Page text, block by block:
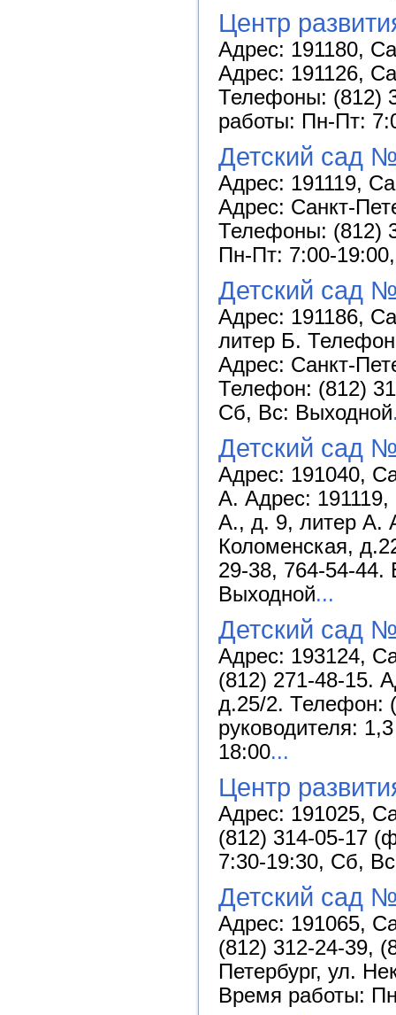
Центр
Адрес: 191180,
Адрес: 191126,
Телефоны: (812)
работы: Пн-Пт:
Детский сад
Адрес: 191119,
Адрес: Санкт-
Телефоны: (812)
Пн-Пт: 7:00-
Детский сад
Адрес: 191186,
литер Б.
Адрес: Санкт-
Телефон: (812)
Сб, Вс: Выходной
Детский сад
Адрес: 191040,
А. Адрес: 191119,
А., д. 9, литер А.
Коломенская,
29-38, 764-54-
Выходной...
Детский сад
Адрес: 193124,
(812) 271-48-15.
д.25/2. Телефон:
руководителя:
18:00...
Центр
Адрес: 191025,
(812) 314-05-17
7:30-19:30, Сб,
Детский сад
Адрес: 191065,
(812) 312-24-39,
Петербург, ул.
Время работы: